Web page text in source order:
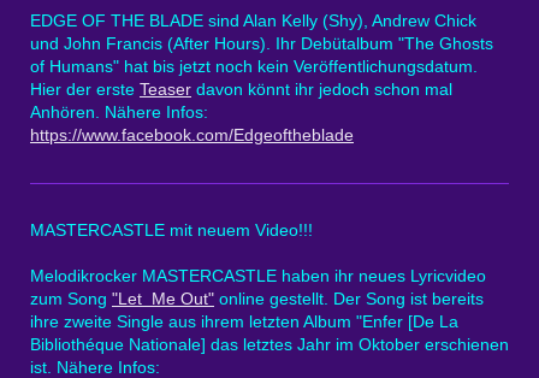
EDGE OF THE BLADE sind Alan Kelly (Shy), Andrew Chick
und John Francis (After Hours). Ihr Debütalbum "The Ghosts
of Humans" hat bis jetzt noch kein Veröffentlichungsdatum.
Hier der erste Teaser davon könnt ihr jedoch schon mal
Anhören. Nähere Infos:
https://www.facebook.com/Edgeoftheblade
MASTERCASTLE mit neuem Video!!!
Melodikrocker MASTERCASTLE haben ihr neues Lyricvideo
zum Song "Let Me Out" online gestellt. Der Song ist bereits
ihre zweite Single aus ihrem letzten Album "Enfer [De La
Bibliothéque Nationale] das letztes Jahr im Oktober erschienen
ist. Nähere Infos: